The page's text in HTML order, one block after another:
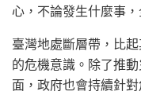
心，不論發生什麼事
臺灣地處斷層帶，比
的危機意識。除了推
面，政府也會持續針